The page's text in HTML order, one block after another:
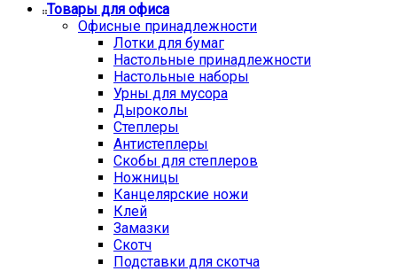
Товары для офиса
Офисные принадлежности
Лотки для бумаг
Настольные принадлежности
Настольные наборы
Урны для мусора
Дыроколы
Степлеры
Антистеплеры
Скобы для степлеров
Ножницы
Канцелярские ножи
Клей
Замазки
Скотч
Подставки для скотча